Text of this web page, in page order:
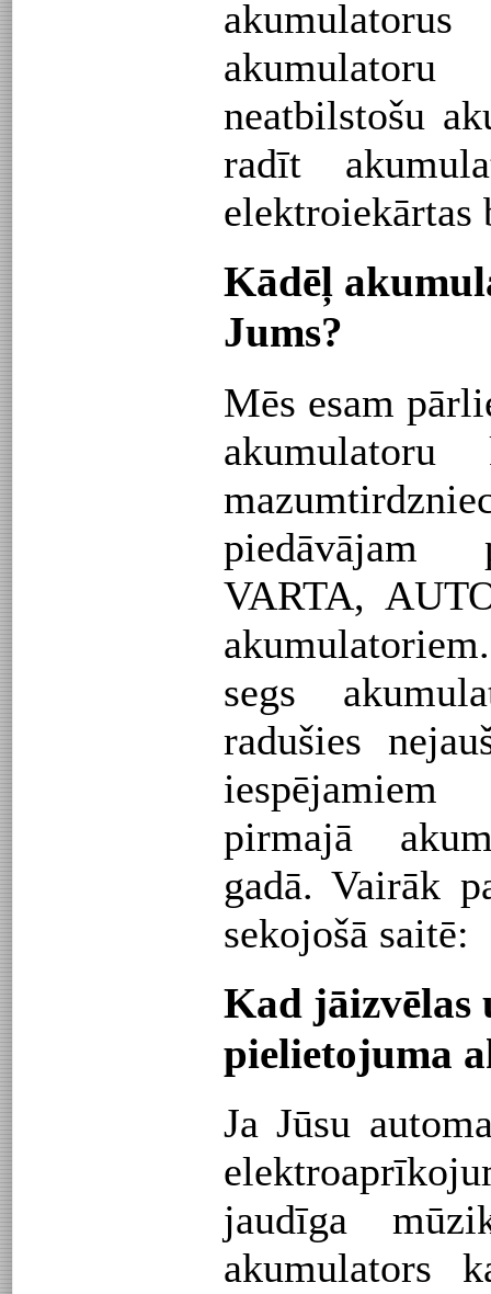
neatbilstošu
radīt
elektroiekārtas
Kādēļ
Jums?
Mēs esam
piedāvājam
VARTA,
segs
radušies
pirmajā
gadā. Vairāk
sekojošā saitē:
Kad jāizvēlas
pielietojuma
Ja Jūsu
jaudīga
akumulators